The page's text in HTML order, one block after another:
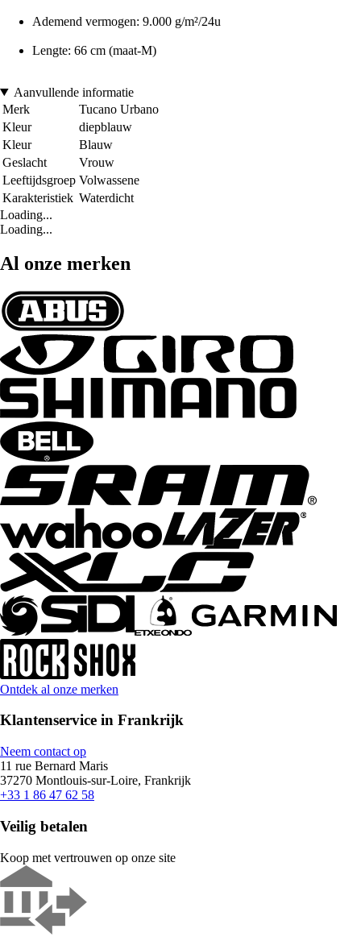
Ademend vermogen: 9.000 g/m²/24u
Lengte: 66 cm (maat-M)
Aanvullende informatie
Merk
Tucano Urbano
Kleur
diepblauw
Kleur
Blauw
Geslacht
Vrouw
Leeftijdsgroep Volwassene
Karakteristiek Waterdicht
Loading...
Loading...
Al onze merken
Ontdek al onze merken
Klantenservice in Frankrijk
Neem contact op
11 rue Bernard Maris
37270 Montlouis-sur-Loire, Frankrijk
+33 1 86 47 62 58
Veilig betalen
Koop met vertrouwen op onze site